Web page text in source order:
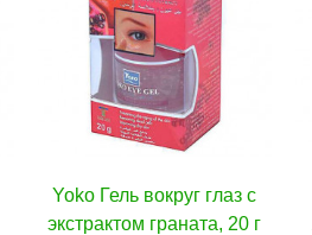
В корзину
Yoko Гель вокруг глаз с
экстрактом граната, 20 г